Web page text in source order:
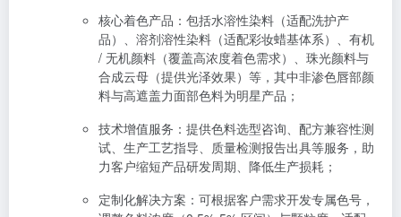
核心着色产品：包括水溶性染料（适配洗护产
品）、溶剂溶性染料（适配彩妆蜡基体系）、有机
/ 无机颜料（覆盖高浓度着色需求）、珠光颜料与
合成云母（提供光泽效果）等，其中非渗色唇部颜
料与高遮盖力面部色料为明星产品；
技术增值服务：提供色料选型咨询、配方兼容性测
试、生产工艺指导、质量检测报告出具等服务，助
力客户缩短产品研发周期、降低生产损耗；
定制化解决方案：可根据客户需求开发专属色号，